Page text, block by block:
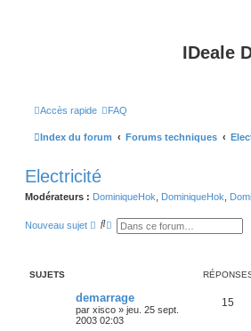
IDeale
Accès rapide FAQ
Index du forum Forums techniques
Electricité
Modérateurs : DominiqueHok DominiqueHok
Nouveau sujet
R
h
e
r
R
h
e
a
SUJETS
demarrage
par xisco » jeu. 25 sept.
2003 02:03
15